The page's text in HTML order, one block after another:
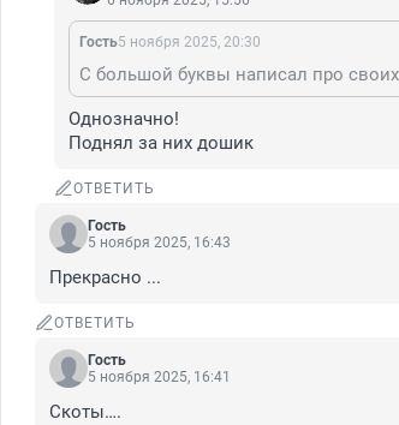
Гость5 ноября 2025, 20:30
С большой буквы написал про
Однозначно!
Поднял за них дошик
ОТВЕТИТЬ
Гость
5 ноября 2025, 16:43
Прекрасно ...
ОТВЕТИТЬ
Гость
5 ноября 2025, 16:41
Скоты….